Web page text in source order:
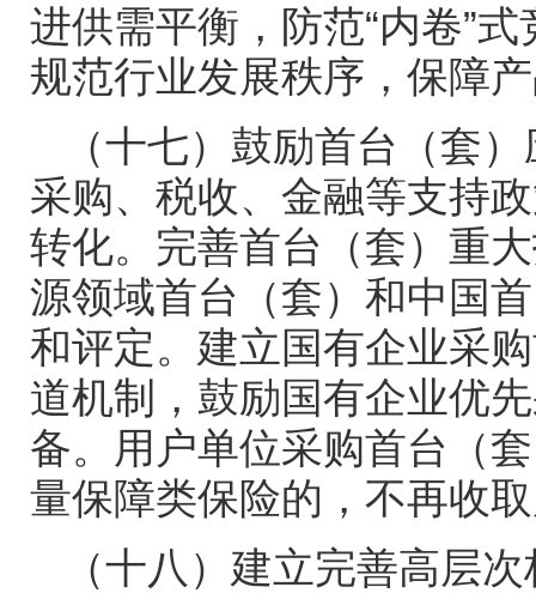
进供需平衡，防范“内卷”
规范行业发展秩序，保障
（十七）鼓励首台（套
采购、税收、金融等支持
转化。完善首台（套）重
源领域首台（套）和中国
和评定。建立国有企业采
道机制，鼓励国有企业优
备。用户单位采购首台（
量保障类保险的，不再收
（十八）建立完善高层